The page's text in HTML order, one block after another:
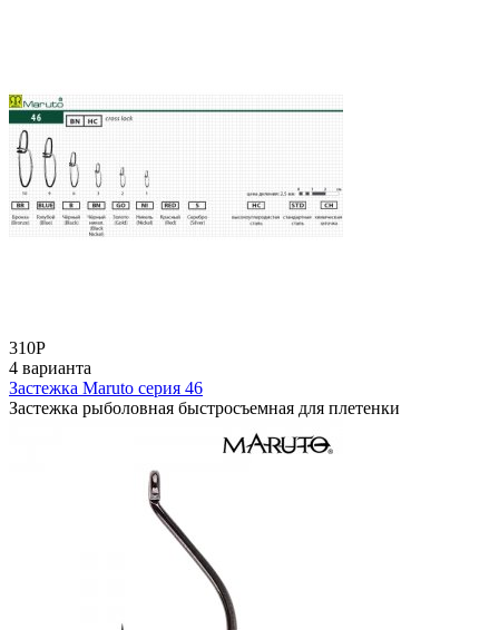
310Р
4 варианта
Застежка Maruto серия 46
Застежка рыболовная быстросъемная для плетенки